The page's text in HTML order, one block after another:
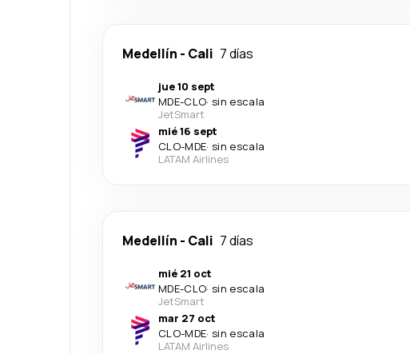
Medellín - Cali 7 días
jue 10 sept
MDE-CLO· sin escala
JetSmart
mié 16 sept
CLO-MDE· sin escala
LATAM Airlines
Medellín - Cali 7 días
mié 21 oct
MDE-CLO· sin escala
JetSmart
mar 27 oct
CLO-MDE· sin escala
LATAM Airlines